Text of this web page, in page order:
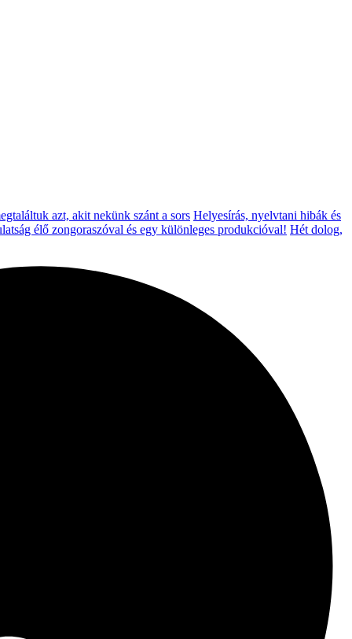
azt, akit nekünk szánt a sors Helyesírás, nyelvtani hibák és
élő zongoraszóval és egy különleges produkcióval! Hét dolog,